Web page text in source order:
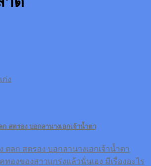
ก สตรอง บอกลานางเอกเจ้าน้ำตา
ตลก สตรอง บอกลานางเอกเจ้าน้ำตา
ทองของสาวแกร่งแล้วนั่นเอง มีเรื่องอะไร